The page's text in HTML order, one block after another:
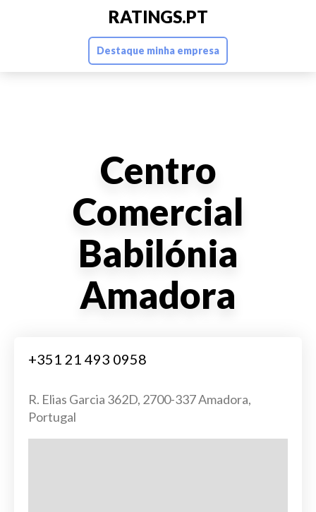
RATINGS.PT
Destaque minha empresa
Centro
Comercial
Babilónia
Amadora
+351 21 493 0958
R. Elias Garcia 362D, 2700-337 Amadora,
Portugal